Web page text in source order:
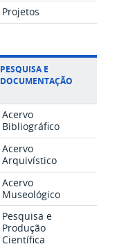
Projetos
PESQUISA E
DOCUMENTAÇÃO
Acervo
Bibliográfico
Acervo
Arquivístico
Acervo
Museológico
Pesquisa e
Produção
Científica